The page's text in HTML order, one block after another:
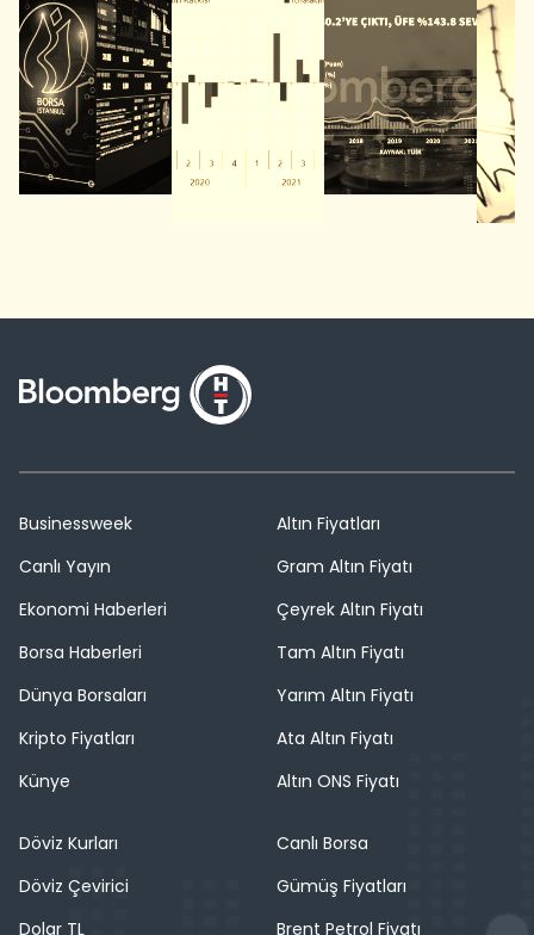
Businessweek
Canlı Yayın
Ekonomi Haberleri
Borsa Haberleri
Dünya Borsaları
Kripto Fiyatları
Künye
Altın Fiyatları
Gram Altın Fiyatı
Çeyrek Altın Fiyatı
Tam Altın Fiyatı
Yarım Altın Fiyatı
Ata Altın Fiyatı
Altın ONS Fiyatı
Döviz Kurları
Döviz Çevirici
Dolar TL
Canlı Borsa
Gümüş Fiyatları
Brent Petrol Fiyatı